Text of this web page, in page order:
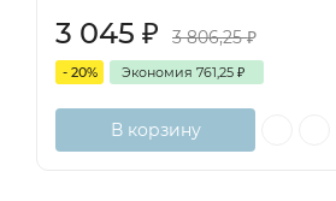
3 045 ₽ 3 806,25₽
- 20% Экономия 761,25 ₽
В корзину